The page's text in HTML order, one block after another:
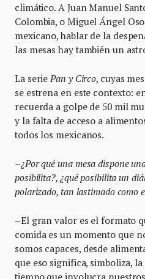
climático. A Juan Manuel
Colombia, o Miguel Ángel
mexicano, hablar de la
las mesas hay también un
La seriePan y Circo, cuyas
se estrena en este contexto:
recuerda a golpe de 50 mil
y la falta de acceso a
todos los mexicanos.
–¿Por qué una mesa dispone
posibilita?, ¿qué posibilita un
polarizado, tan lastimado como
–El gran valor es el formato
comida es un momento que
somos capaces, desde
que eso significa, simboliza,
tiempo que involucra